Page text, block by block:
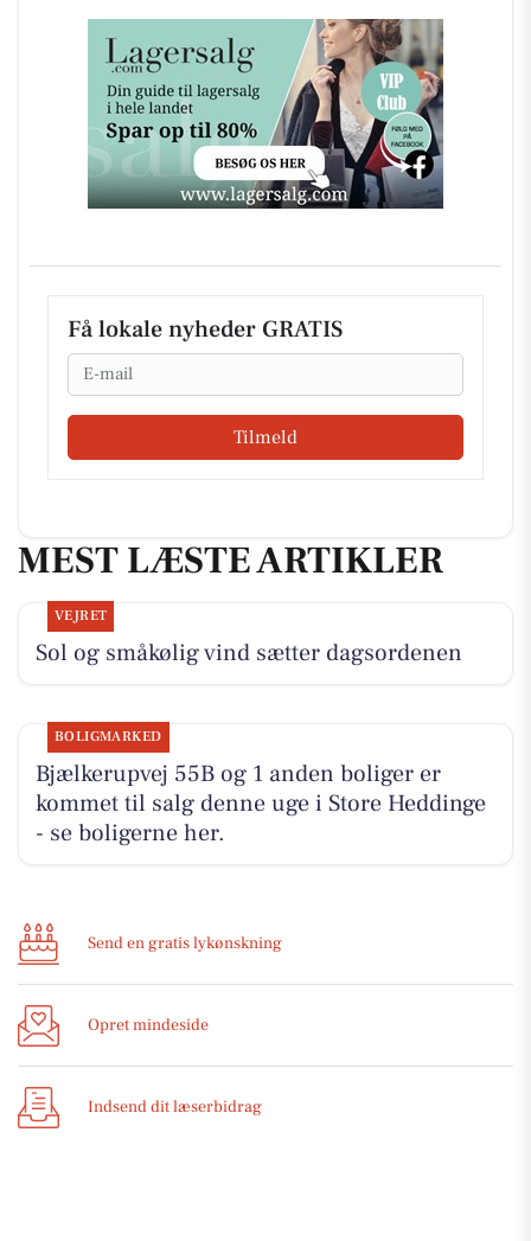
Få lokale nyheder GRATIS
Email
Tilmeld
MEST LÆSTE ARTIKLER
VEJRET
Sol og småkølig vind sætter dagsordenen
BOLIGMARKED
Bjælkerupvej 55B og 1 anden boliger er
kommet til salg denne uge i Store Heddinge
- se boligerne her.
Send en gratis lykønskning
Opret mindeside
Indsend dit læserbidrag